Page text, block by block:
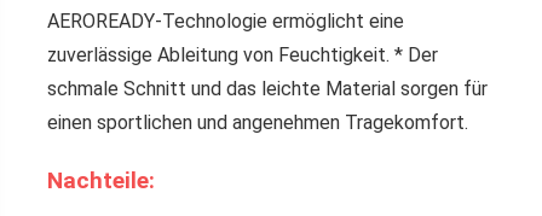
AEROREADY-Technologie ermöglicht eine
zuverlässige Ableitung von Feuchtigkeit. * Der
schmale Schnitt und das leichte Material sorgen für
einen sportlichen und angenehmen Tragekomfort.
Nachteile: